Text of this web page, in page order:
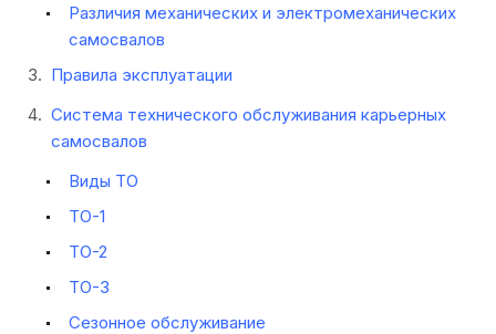
Различия механических и электромеханических
самосвалов
Правила эксплуатации
Система технического обслуживания карьерных
самосвалов
Виды ТО
ТО-1
ТО-2
ТО-3
Сезонное обслуживание